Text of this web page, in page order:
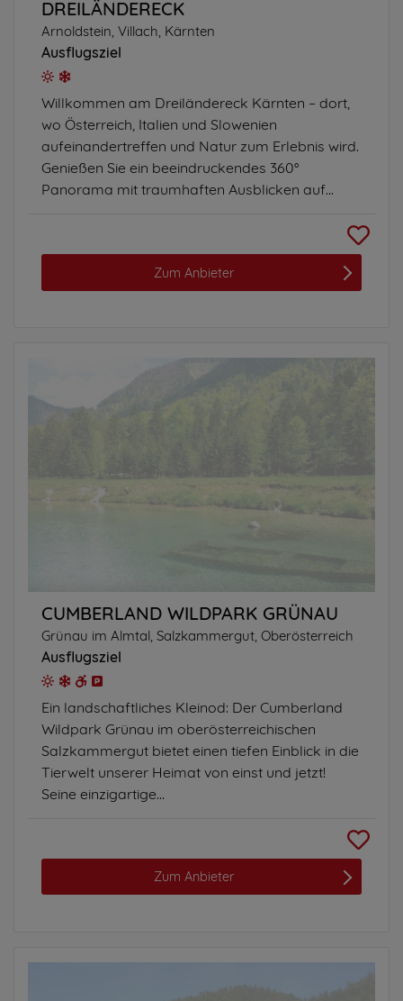
DREILÄNDERECK
Arnoldstein, Villach, Kärnten
Ausflugsziel
Willkommen am Dreiländereck Kärnten – dort,
wo Österreich, Italien und Slowenien
aufeinandertreffen und Natur zum Erlebnis wird.
Genießen Sie ein beeindruckendes 360°
Panorama mit traumhaften Ausblicken auf...
Zum Anbieter
CUMBERLAND WILDPARK GRÜNAU
Grünau im Almtal, Salzkammergut, Oberösterreich
Ausflugsziel
Ein landschaftliches Kleinod: Der Cumberland
Wildpark Grünau im oberösterreichischen
Salzkammergut bietet einen tiefen Einblick in die
Tierwelt unserer Heimat von einst und jetzt!
Seine einzigartige...
Zum Anbieter